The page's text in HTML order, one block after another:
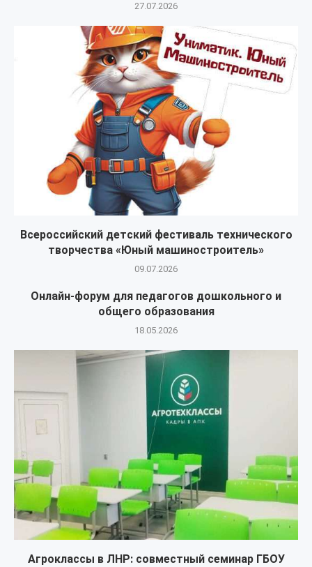
27.07.2026
Всероссийский детский фестиваль технического
творчества «Юный машиностроитель»
09.07.2026
Онлайн-форум для педагогов дошкольного и
общего образования
18.05.2026
Агроклассы в ЛНР: совместный семинар ГБОУ